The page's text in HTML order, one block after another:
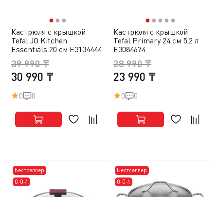
●● ●
Кастрюля с крышкой
Tefal JO Kitchen
Essentials 20 см E3134444
30 990 ₸
39 990 ₸
0 0
●● ● ● ●
Кастрюля с крышкой
Tefal Primary 24 см 5,2 л
E3084674
23 990 ₸
28 990 ₸
0 0
бестселлер
0-0-4
Бестселлер
0-0-4